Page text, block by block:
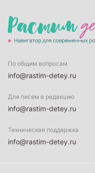
По общим вопросам
info@rastim-detey.ru
Для писем в редакцию
info@rastim-detey.ru
Техническая поддержка
info@rastim-detey.ru